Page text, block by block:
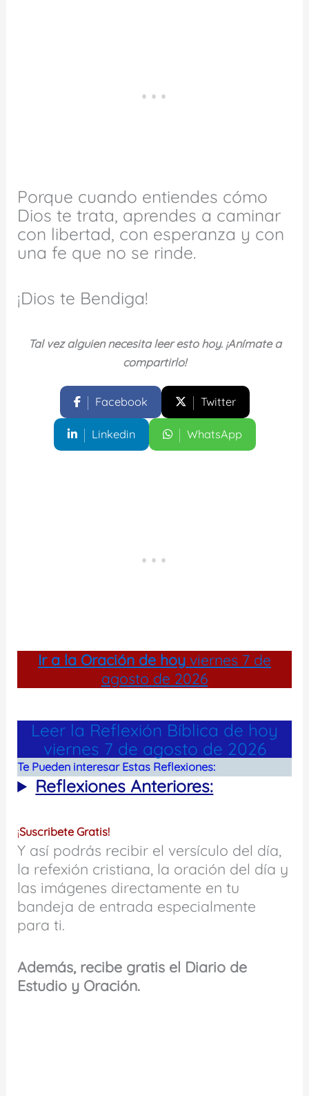
Porque cuando entiendes cómo
Dios te trata, aprendes a caminar
con libertad, con esperanza y con
una fe que no se rinde.
¡Dios te Bendiga!
Tal vez alguien necesita leer esto hoy. ¡Anímate a
compartirlo!
Facebook Twitter
Linkedin WhatsApp
Ir a la Oración de hoy viernes 7 de
agosto de 2026
Leer la Reflexión Bíblica de hoy
viernes 7 de agosto de 2026
Te Pueden interesar Estas Reflexiones:
Reflexiones Anteriores:
¡Suscribete Gratis!
Y así podrás recibir el versículo del día,
la refexión cristiana, la oración del día y
las imágenes directamente en tu
bandeja de entrada especialmente
para ti.
Además, recibe gratis el Diario de
Estudio y Oración.